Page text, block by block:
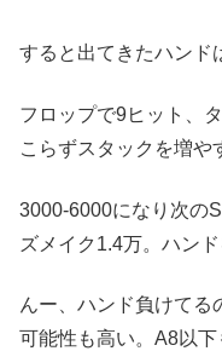
すると出てきたハンド
フロップで9ヒット、
こらずスタックを増や
3000-6000になり次の
ズメイク1.4万。ハン
んー、ハンド負けてる
可能性も高い。A8以